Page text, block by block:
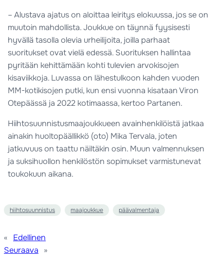
– Alustava ajatus on aloittaa leiritys elokuussa, jos se on
muutoin mahdollista. Joukkue on täynnä fyysisesti
hyvällä tasolla olevia urheilijoita, joilla parhaat
suoritukset ovat vielä edessä. Suorituksen hallintaa
pyritään kehittämään kohti tulevien arvokisojen
kisaviikkoja. Luvassa on lähestulkoon kahden vuoden
MM-kotikisojen putki, kun ensi vuonna kisataan Viron
Otepäässä ja 2022 kotimaassa, kertoo Partanen.
Hiihtosuunnistusmaajoukkueen avainhenkilöistä jatkaa
ainakin huoltopäällikkö (oto) Mika Tervala, joten
jatkuvuus on taattu näiltäkin osin. Muun valmennuksen
ja suksihuollon henkilöstön sopimukset varmistunevat
toukokuun aikana.
hiihtosuunnistus maajoukkue päävalmentaja
«
Edellinen
Seuraava
»